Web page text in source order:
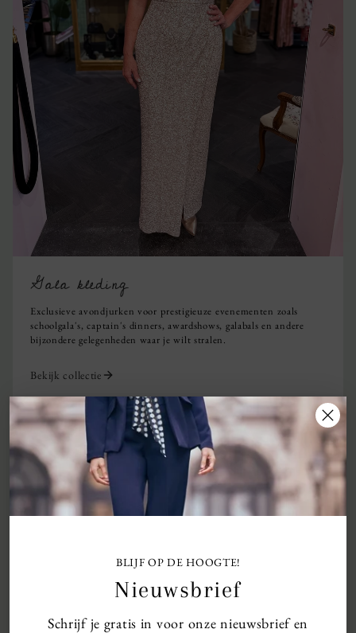
BLIJF OP DE HOOGTE!
Nieuwsbrief
Schrijf je gratis in voor onze nieuwsbrief en
Gala kleding
Exclusieve avondjurken voor prestigieuze evenementen zoals
schoolgala's, captain's dinners, awardshows, galabals en andere
bijzondere gelegenheden waar je wilt stralen.
Bekijk collectie